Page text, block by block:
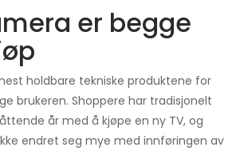
er begge
holdbare tekniske produktene for
brukeren. Shoppere har tradisjonelt
år med å kjøpe en ny TV, og
endret seg mye med innføringen av